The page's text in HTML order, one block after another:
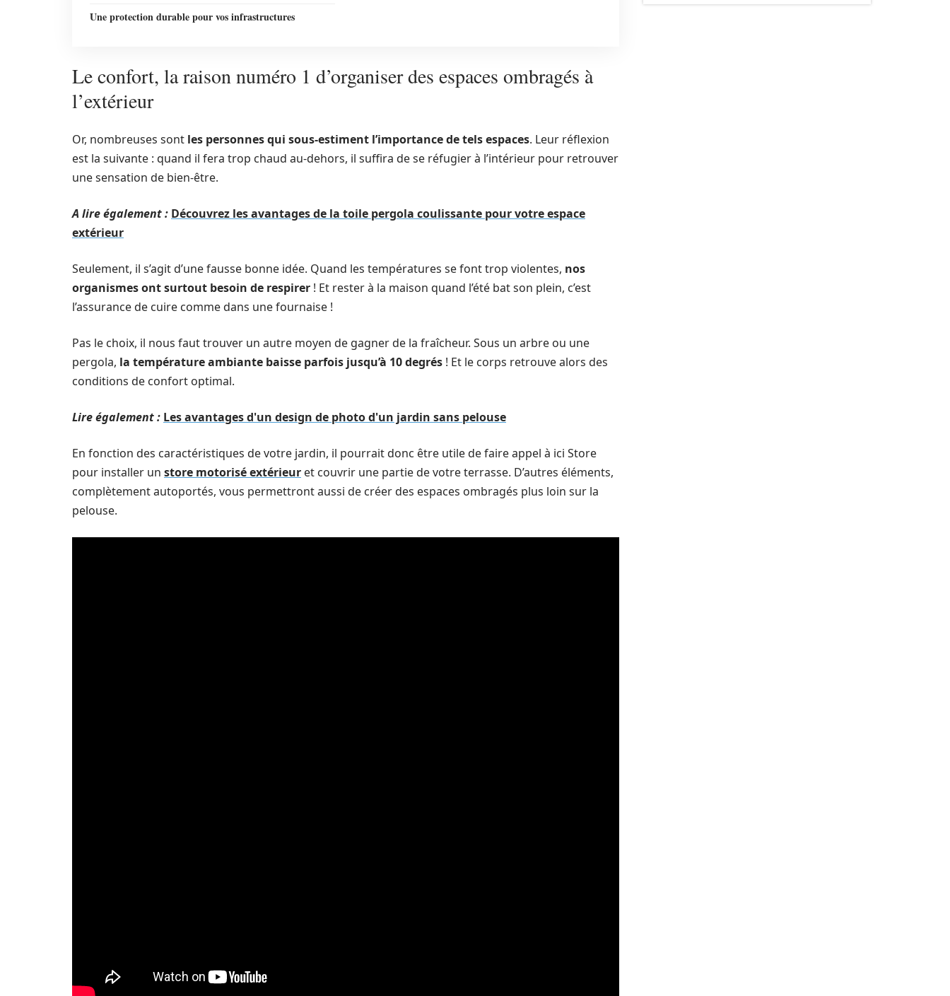
Une protection durable pour vos infrastructures
Le confort, la raison numéro 1 d’organiser des espaces ombragés à
l’extérieur
Or, nombreuses sont les personnes qui sous-estiment l’importance de tels espaces. Leur réflexion
est la suivante : quand il fera trop chaud au-dehors, il suffira de se réfugier à l’intérieur pour retrouver
une sensation de bien-être.
A lire également : Découvrez les avantages de la toile pergola coulissante pour votre espace
extérieur
Seulement, il s’agit d’une fausse bonne idée. Quand les températures se font trop violentes, nos
organismes ont surtout besoin de respirer ! Et rester à la maison quand l’été bat son plein, c’est
l’assurance de cuire comme dans une fournaise !
Pas le choix, il nous faut trouver un autre moyen de gagner de la fraîcheur. Sous un arbre ou une
pergola, la température ambiante baisse parfois jusqu’à 10 degrés ! Et le corps retrouve alors des
conditions de confort optimal.
Lire également : Les avantages d'un design de photo d'un jardin sans pelouse
En fonction des caractéristiques de votre jardin, il pourrait donc être utile de faire appel à ici Store
pour installer un store motorisé extérieur et couvrir une partie de votre terrasse. D’autres éléments,
complètement autoportés, vous permettront aussi de créer des espaces ombragés plus loin sur la
pelouse.